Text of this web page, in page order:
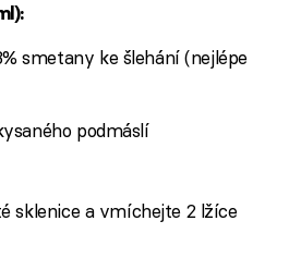
smetany ke šlehání (nejlépe
podmáslí
sklenice a vmíchejte 2 lžíce